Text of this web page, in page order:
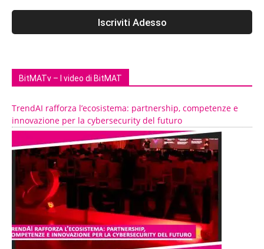
BitMATv – I video di BitMAT
TrendAI rafforza l’ecosistema: partnership, competenze e
innovazione per la cybersecurity del futuro